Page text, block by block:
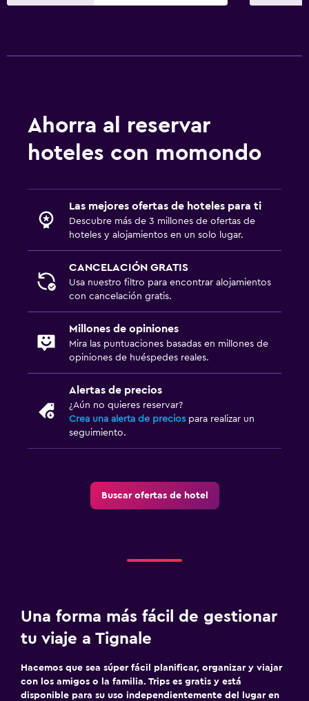
Windsurf
Caja fuerte
Mostrador de información turística
Acceso con llave
Check-out exprés
Servicio de traslado (gratis)
Estacionamiento en la calle
Estacionamiento gratuito
Estacionamiento privado
Sistema de entretenimiento
Sala de estar/TV compartida
TV por cable o vía satélite
Terraza
Jardín
Habitación
Ahorra al reservar
hoteles con momondo
Las mejores ofertas de hoteles para ti
Descubre más de 3 millones de ofertas de
hoteles y alojamientos en un solo lugar.
CANCELACIÓN GRATIS
Usa nuestro filtro para encontrar alojamientos
con cancelación gratis.
Millones de opiniones
Mira las puntuaciones basadas en millones de
opiniones de huéspedes reales.
Alertas de precios
¿Aún no quieres reservar?
Crea una alerta de precios para realizar un
seguimiento.
Buscar ofertas de hotel
Una forma más fácil de gestionar
tu viaje a Tignale
Hacemos que sea súper fácil planificar, organizar y viajar
con los amigos o la familia. Trips es gratis y está
disponible para su uso independientemente del lugar en